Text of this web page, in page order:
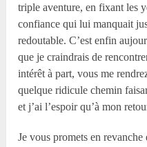
triple aventure, en fixant les
confiance qui lui manquait
redoutable. C’est enfin
que je craindrais de
intérêt à part, vous me
quelque ridicule chemin
et j’ai l’espoir qu’à mon
Je vous promets en